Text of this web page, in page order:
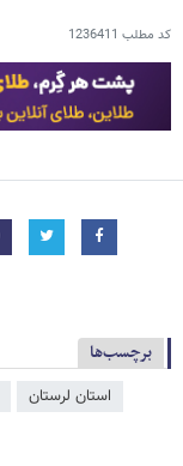
کد مطلب 1236411
برچسب‌ها
استان لرستان